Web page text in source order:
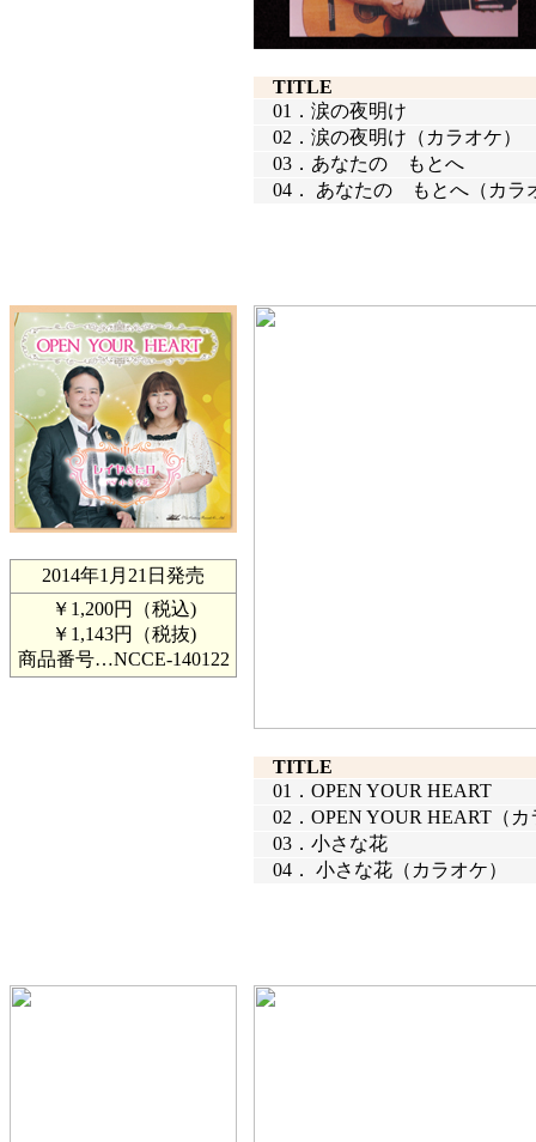
TITLE
01． 涙の夜明け
02． 涙の夜明け（カラオケ）
03． あなたの もとへ
04．
あなたの もとへ（カラ
2014年1月21日発売
￥1,200円（税込)
￥1,143円（税抜)
商品番号…NCCE-140122
TITLE
01． OPEN YOUR HEART
02． OPEN YOUR HEART（カ
03． 小さな花
04．
小さな花（カラオケ）